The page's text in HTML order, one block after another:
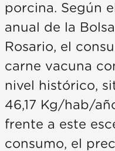
porcina. Según
anual de la
Rosario, el
carne vacuna
nivel histórico,
46,17 Kg/hab/
frente a este
consumo, el